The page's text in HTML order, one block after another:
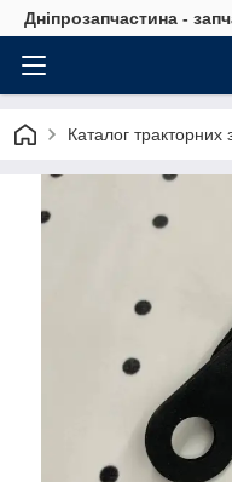
Дніпрозапчастина -
Каталог тракторних